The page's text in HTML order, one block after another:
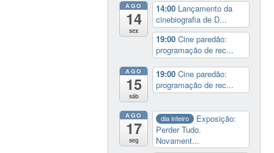
AGO
14
sex
14:00 Lançamento da
cinebiografia de D...
19:00Cine paredão:
programação de rec...
AGO
15
sáb
19:00Cine paredão:
programação de rec...
AGO
17
seg
dia inteiro
Exposição:
Perder Tudo.
Novament...